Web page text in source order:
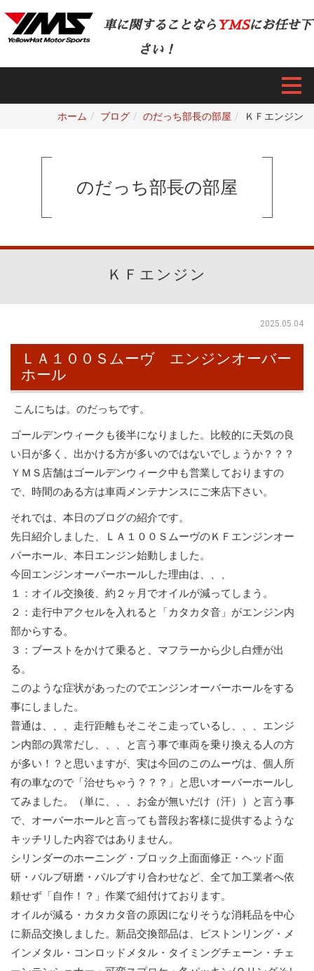
車に関することなら YMSにお任せ下
さい！
ホーム ブログ のだっち部長の部屋 ＫＦエンジン
のだっち部長の部屋
ＫＦエンジン
2025.05.04
ＬＡ１００Ｓムーヴ エンジンオーバー
ホール
こんにちは。のだっちです。
ゴールデンウィークも後半になりました。比較的に天気の良
い日が多く、出かける方が多いのではないでしょうか？？？
ＹＭＳ店舗はゴールデンウィーク中も営業しておりますの
で、時間のある方は車両メンテナンスにご来店下さい。
それでは、本日のブログの紹介です。
先日紹介しました、ＬＡ１００ＳムーヴのＫＦエンジンオー
バーホール、本日エンジン始動しました。
今回エンジンオーバーホールした理由は、、、
１：オイル交換後、約２ヶ月でオイルが減ってしまう。
２：走行中アクセルを入れると「カタカタ音」がエンジン内
部からする。
３：ブーストをかけて乗ると、マフラーから少し白煙が出
る。
このような症状があったのでエンジンオーバーホールをする
事にしました。
普通は、、、走行距離もそこそこ走っているし、、、エンジ
ン内部の異常だし、、、と言う事で車両を乗り換える人の方
が多い！？と思いますが、実は今回のこのムーヴは、個人所
有の車なので「治せちゃう？？？」と思いオーバーホールし
てみました。（単に、、、お金が無いだけ（汗））と言う事
で、オーバーホールと言っても普段お客様に提供するような
キッチリした内容ではありません。
シリンダーのホーニング・ブロック上面面修正・ヘッド面
研・バルブ研磨・バルブすり合わせなど、全て加工業者へ依
頼せず「自作！？」作業で組付けております。
オイルが減る・カタカタ音の原因になりそうな消耗品を中心
に新品交換しました。新品交換部品は、ピストンリング・メ
インメタル・コンロッドメタル・タイミングチェーン・チェ